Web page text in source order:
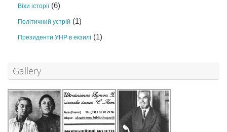
Віхи історії(6)
Політичний устрій (1)
Президенти УНР в екзилі (1)
Gallery